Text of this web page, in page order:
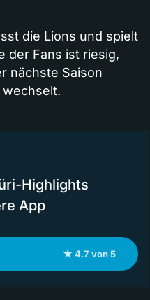
die Lions und spielt
der Fans ist riesig,
nächste Saison
Highlights
App
★ 4.7 von 5